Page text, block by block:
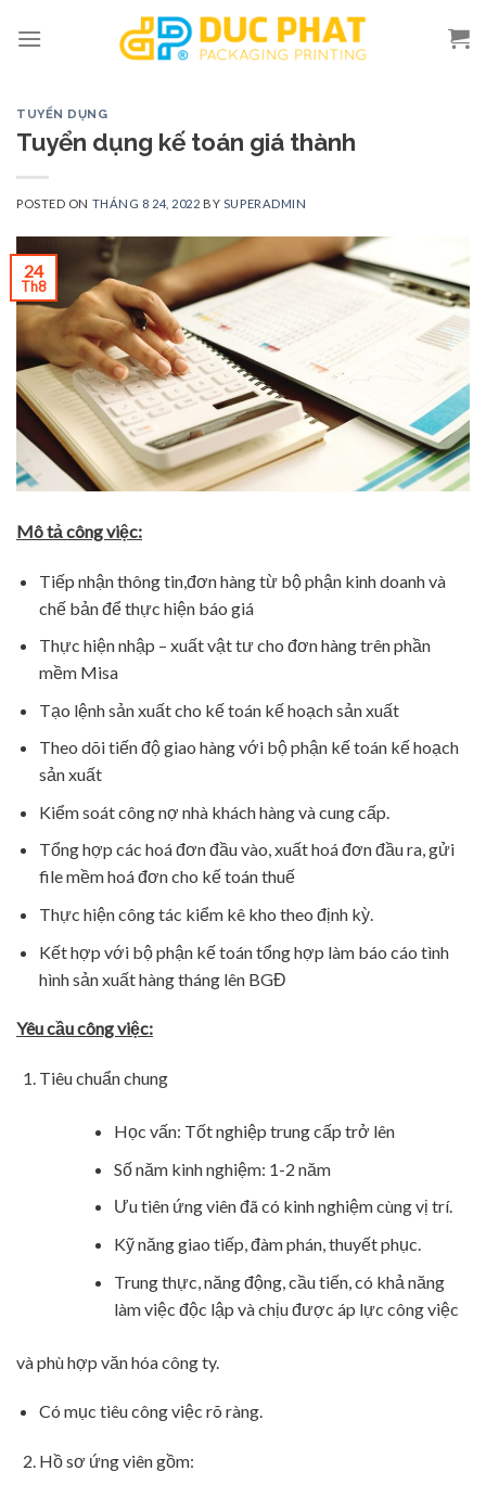
TUYỂN DỤNG
Tuyển dụng kế toán giá thành
POSTED ON THÁNG 8 24, 2022 BY SUPERADMIN
24
Th8
Mô tả công việc:
Tiếp nhận thông tin,đơn hàng từ bộ phận kinh doanh và
chế bản để thực hiện báo giá
Thực hiện nhập – xuất vật tư cho đơn hàng trên phần
mềm Misa
Tạo lệnh sản xuất cho kế toán kế hoạch sản xuất
Theo dõi tiến độ giao hàng với bộ phận kế toán kế hoạch
sản xuất
Kiểm soát công nợ nhà khách hàng và cung cấp.
Tổng hợp các hoá đơn đầu vào, xuất hoá đơn đầu ra, gửi
file mềm hoá đơn cho kế toán thuế
Thực hiện công tác kiểm kê kho theo định kỳ.
Kết hợp với bộ phận kế toán tổng hợp làm báo cáo tình
hình sản xuất hàng tháng lên BGĐ
Yêu cầu công việc:
Tiêu chuẩn chung
Học vấn: Tốt nghiệp trung cấp trở lên
Số năm kinh nghiệm: 1-2 năm
Ưu tiên ứng viên đã có kinh nghiệm cùng vị trí.
Kỹ năng giao tiếp, đàm phán, thuyết phục.
Trung thực, năng động, cầu tiến, có khả năng
làm việc độc lập và chịu được áp lực công việc
và phù hợp văn hóa công ty.
Có mục tiêu công việc rõ ràng.
Hồ sơ ứng viên gồm: